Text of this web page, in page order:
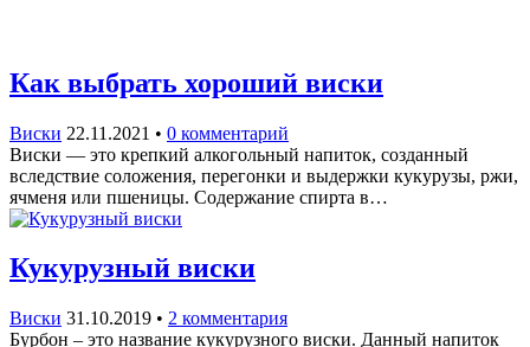
Как выбрать хороший виски
Виски 22.11.2021 • 0 комментарий
Виски — это крепкий алкогольный напиток, созданный
вследствие соложения, перегонки и выдержки кукурузы, ржи,
ячменя или пшеницы. Содержание спирта в…
Кукурузный виски
Виски 31.10.2019 • 2 комментария
Бурбон – это название кукурузного виски. Данный напиток